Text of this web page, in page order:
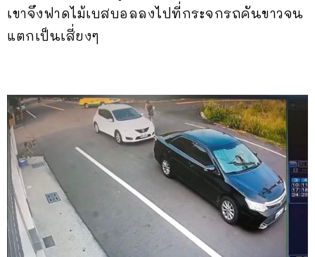
เขาจึงฟาดไม้เบสบอลลงไปที่กระจกรถคันขาวจน
แตกเป็นเสี่ยงๆ